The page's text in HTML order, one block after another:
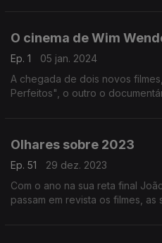
O cinema de Wim
Ep. 1
05 jan. 2024
A chegada de dois novos
Perfeitos", o outro o
Olhares sobre 2023
Ep. 51
29 dez. 2023
Com o ano na sua reta final
passam em revista os filmes,